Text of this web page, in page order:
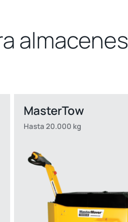
almacenes
MasterTow
Hasta 20.000 kg